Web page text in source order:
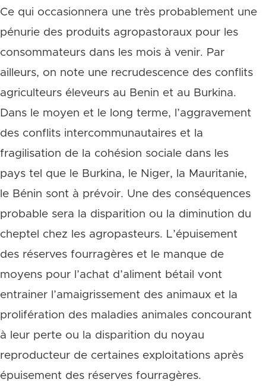
Ce qui occasionnera une très probablement une
pénurie des produits agropastoraux pour les
consommateurs dans les mois à venir. Par
ailleurs, on note une recrudescence des conflits
agriculteurs éleveurs au Benin et au Burkina.
Dans le moyen et le long terme, l’aggravement
des conflits intercommunautaires et la
fragilisation de la cohésion sociale dans les
pays tel que le Burkina, le Niger, la Mauritanie,
le Bénin sont à prévoir. Une des conséquences
probable sera la disparition ou la diminution du
cheptel chez les agropasteurs. L’épuisement
des réserves fourragères et le manque de
moyens pour l’achat d’aliment bétail vont
entrainer l’amaigrissement des animaux et la
prolifération des maladies animales concourant
à leur perte ou la disparition du noyau
reproducteur de certaines exploitations après
épuisement des réserves fourragères.